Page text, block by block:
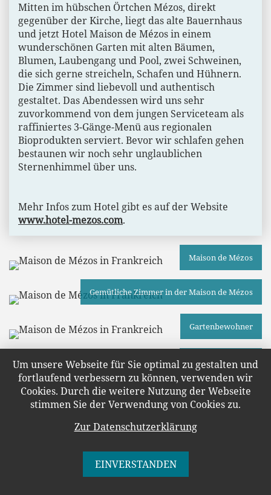
Mitten im hübschen Örtchen Mézos, direkt
gegenüber der Kirche, liegt das alte Bauernhaus
und jetzt Hotel Maison de Mézos in einem
wunderschönen Garten mit alten Bäumen,
Blumen, Laubengang und Pool, zwei Schweinen,
die sich gerne streicheln, Schafen und Hühnern.
Die Zimmer sind liebevoll und authentisch
gestaltet. Das Abendessen wird uns sehr
zuvorkommend von dem jungen Serviceteam als
raffiniertes 3-Gänge-Menü aus regionalen
Bioprodukten serviert. Bevor wir schlafen gehen
bestaunen wir noch sehr unglaublichen
Sternenhimmel über uns.
Mehr Infos zum Hotel gibt es auf der Website
www.hotel-mezos.com.
Maison de Mézos
Gemütliche Zimmer in der Maison de Mézos
Gartenbewohner
Maison de Mézos
Abendessen im Hotel
Um unsere Webseite für Sie optimal zu gestalten und
fortlaufend verbessern zu können, verwenden wir
Cookies. Durch die weitere Nutzung der Webseite
stimmen Sie der Verwendung von Cookies zu.
Zur Datenschutzerklärung
EINVERSTANDEN